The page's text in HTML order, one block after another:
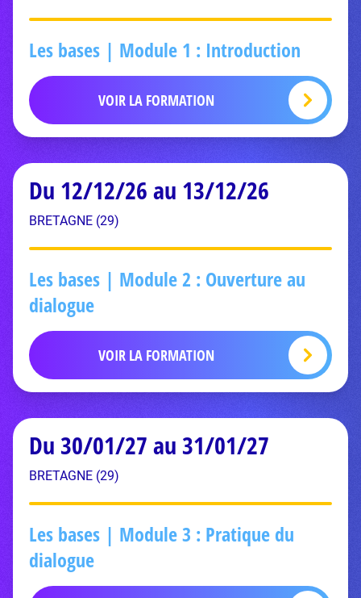
Les bases | Module 1 : Introduction
VOIR LA FORMATION
Du 12/12/26 au 13/12/26
BRETAGNE (29)
Les bases | Module 2 : Ouverture au
dialogue
VOIR LA FORMATION
Du 30/01/27 au 31/01/27
BRETAGNE (29)
Les bases | Module 3 : Pratique du
dialogue